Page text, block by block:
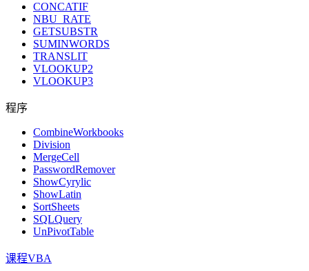
CONCATIF
NBU_RATE
GETSUBSTR
SUMINWORDS
TRANSLIT
VLOOKUP2
VLOOKUP3
程序
CombineWorkbooks
Division
MergeCell
PasswordRemover
ShowCyrylic
ShowLatin
SortSheets
SQLQuery
UnPivotTable
课程VBA